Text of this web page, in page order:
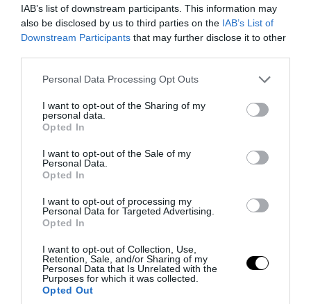
IAB’s list of downstream participants. This information may
also be disclosed by us to third parties on the IAB’s List of
Downstream Participants that may further disclose it to other
Please note that this website/app uses one or more Google
not limited to your visit or usage behaviour. You may click to
grant or deny consent to Google and its third-party tags to
use your data for below specified purposes in below Google
consent section.
Personal Data Processing Opt Outs
I want to opt-out of the Sharing of my
personal data.
Opted In
I want to opt-out of the Sale of my
Personal Data.
Opted In
I want to opt-out of processing my
Personal Data for Targeted Advertising.
Opted In
I want to opt-out of Collection, Use,
Retention, Sale, and/or Sharing of my
Personal Data that Is Unrelated with the
Purposes for which it was collected.
Opted Out
08.08.2026 | 18:41
PRONEWS.GR /ΔΙΕΘΝΗΣ ΑΣΦΑΛΕΙΑ
Ομάν: Επίθεση σε πλοίο στα ανοιχτά –
Φωτιά μετά από πλήγμα
08.08.2026 | 16:46